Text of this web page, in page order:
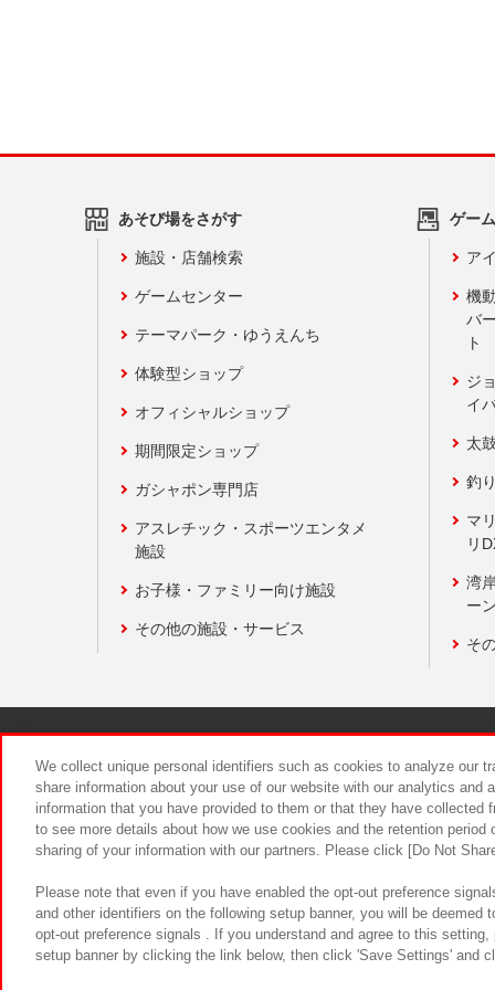
あそび場をさがす
施設・店舗検索
ゲームセンター
テーマパーク・ゆうえんち
体験型ショップ
オフィシャルショップ
期間限定ショップ
ガシャポン専門店
アスレチック・スポーツエンタメ
施設
お子様・ファミリー向け施設
その他の施設・サービス
ゲー
ア
機
バ
ト
ジ
イ
太
釣
マ
リ
湾
ー
そ
食品のご
We collect unique personal identifiers such as cookies to analyze our
share information about your use of our website with our analytics and
information that you have provided to them or that they have
to see more details about how we use cookies and the retention
sharing of your information with our partners. Please click [Do Not
Please note that even if you have enabled the opt-out preference
and other identifiers on the following setup banner, you will be
opt-out preference signals . If you understand and agree to this
setup banner by clicking the link below, then click 'Save Settings' and